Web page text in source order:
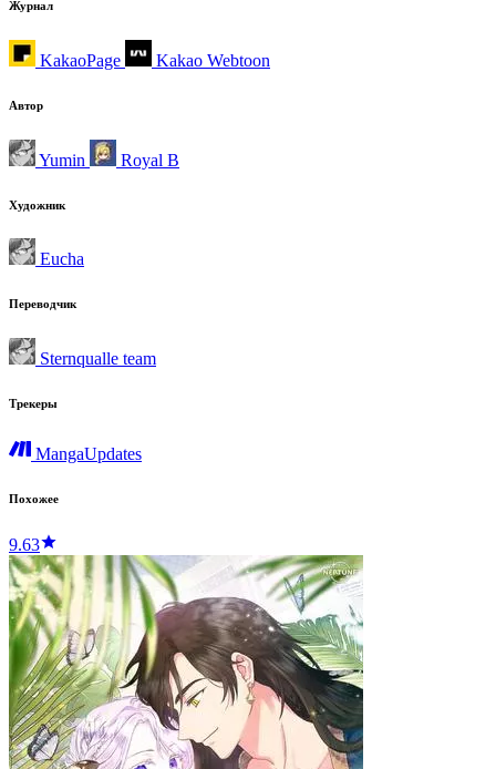
Журнал
KakaoPage Kakao Webtoon
Автор
Yumin Royal B
Художник
Eucha
Переводчик
Sternqualle team
Трекеры
MangaUpdates
Похожее
9.63